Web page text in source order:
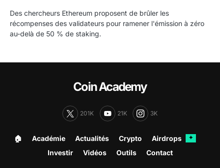
Des chercheurs Ethereum proposent de brûler les
récompenses des validateurs pour ramener l'émission à zéro
au-delà de 50 % de staking.
Coin Academy
201K 21K 3K
🏠︎ Académie Actualités Crypto Airdrops ✦
Investir Vidéos Outils Contact